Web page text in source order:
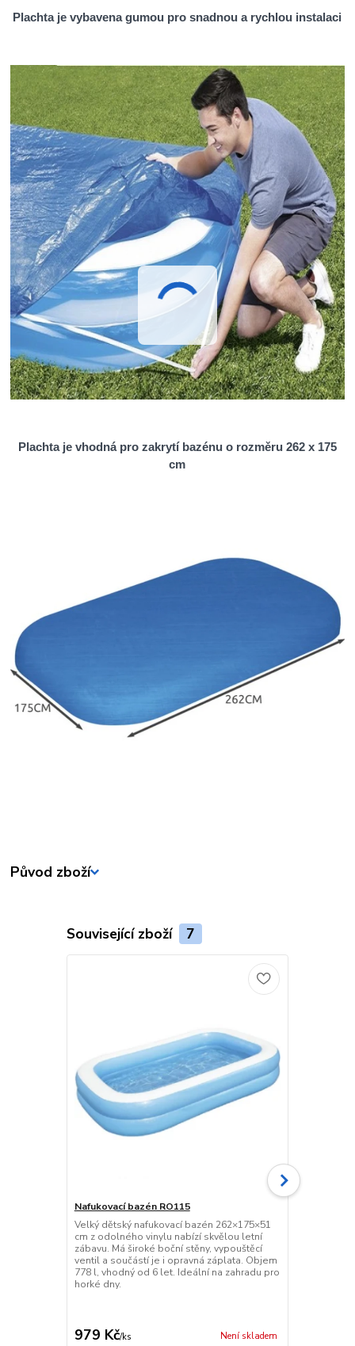
Plachta je vybavena gumou pro snadnou a rychlou instalaci
Plachta je vhodná pro zakrytí bazénu o rozměru 262 x 175
cm
Původ zboží
Související zboží 7
Nafukovací bazén RO115
Velký dětský nafukovací bazén 262×175×51
cm z odolného vinylu nabízí skvělou letní
zábavu. Má široké boční stěny, vypouštěcí
ventil a součástí je i opravná záplata. Objem
778 l, vhodný od 6 let. Ideální na zahradu pro
horké dny.
979 Kč/ks Není skladem